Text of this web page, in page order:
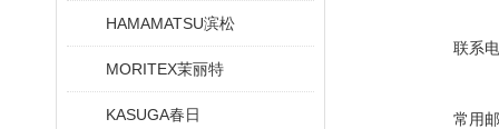
HAMAMATSU滨松
MORITEX茉丽特
KASUGA春日
联系
常用